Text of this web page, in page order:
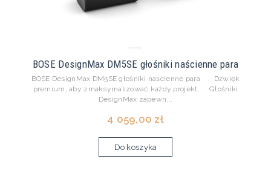
BOSE DesignMax DM5SE głośniki naścienne para
BOSE DesignMax DM5SE głośniki naścienne para Dźwięk
premium, aby zmaksymalizować każdy projekt. Głośniki
DesignMax zapewn...
4 059,00 zł
Do koszyka